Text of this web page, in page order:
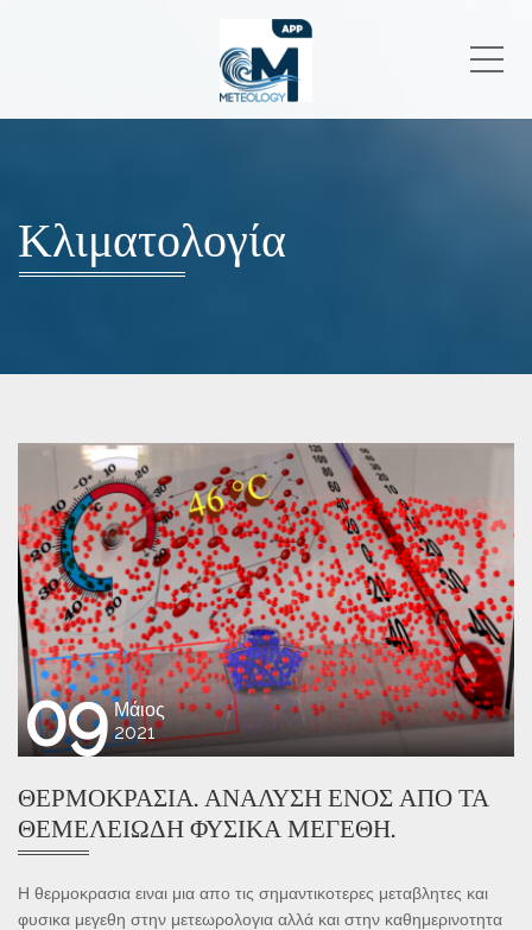
Κλιματολογία
09 Μάιος
2021
ΘΕΡΜΟΚΡΑΣΊΑ. ΑΝΆΛΥΣΗ ΕΝΌΣ ΑΠΌ ΤΑ
ΘΕΜΕΛΕΙΏΔΗ ΦΥΣΙΚΆ ΜΕΓΈΘΗ.
Η θερμοκρασια ειναι μια απο τις σημαντικοτερες μεταβλητες και
φυσικα μεγεθη στην μετεωρολογια αλλά και στην καθημερινοτητα